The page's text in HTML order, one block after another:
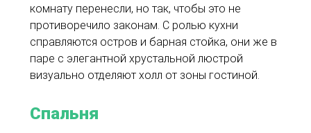
комнату перенесли, но так, чтобы это не
противоречило законам. С ролью кухни
справляются остров и барная стойка, они же в
паре с элегантной хрустальной люстрой
визуально отделяют холл от зоны гостиной.
Спальня